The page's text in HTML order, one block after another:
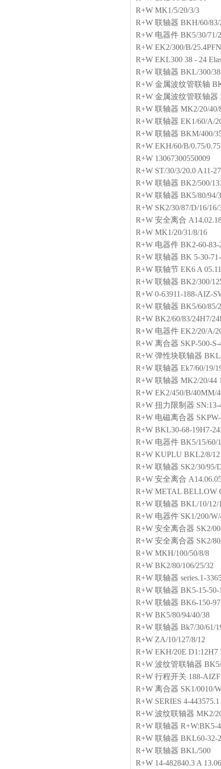
R+W MK1/5/20/3/3
R+W 联轴器 BKH/60/83/
R+W 电器件 BK5/30/71/
R+W EK2/300/B/
R+W EKL300 38 - 24
R+W 联轴器 BKL/300/
R+W 金属波纹管联轴
R+W 金属波纹管联轴器
R+W 联轴器 MK2/20/40/
R+W 联轴器 EK1/60/A/
R+W 联轴器 BKM/400/
R+W EKH/60/B/0.75/0.75
R+W 13067300550009
R+W ST/30/3/20.0 A11-
R+W 联轴器 BK2/500/
R+W 联轴器 BK5/80/94/
R+W SK2/30/87/D/16/16/
R+W 安全离合
R+W MK1/20/31/8/16
R+W 电器件 BK2-60-83-
R+W 联轴器 BK 5-30-
R+W 联轴节 EK6 A
R+W 联轴器 BK2/300/
R+W 0-63911-188-AIZ-
R+W 联轴器 BK5/60/85/
R+W BK2/60/83/24H7/
R+W 电器件 EK2/20/A/
R+W 离合器 SKP-500-
R+W 弹性块联轴器
R+W 联轴器 Ek7/60/19/
R+W 联轴器 MK2/20/44
R+W EK2/450/B/40MM/
R+W 扭力限制器
R+W 电磁离合器
R+W BKL30-68-19H7-
R+W 电器件 BK5/15/60/
R+W KUPLU BKL2/8/12
R+W 联轴器 SK2/30/95/
R+W 安全离合
R+W METAL BELLOW
R+W 联轴器 BKL/10/12/
R+W 电器件 SK1/200/
R+W 安全离合器 SK2/
R+W 安全离合器 SK2/
R+W MKH/100/50/8/8
R+W BK2/80/106/25/32
R+W 联轴器 series.1-
R+W 联轴器 BK5-15-50-
R+W 联轴器 BK6-150-
R+W BK5/80/94/40/38
R+W 联轴器 Bk7/30/61/
R+W ZA/10/127/8/12
R+W EKH/20E D1:12H7
R+W 波纹管联轴器
R+W 行程开关 188-
R+W 离合器 SK1/0010/
R+W SERIES 4-
R+W 波纹联轴器 MK2/
R+W 联轴器 R+W:BK5-
R+W 联轴器 BKL60-32-
R+W 联轴器 BKL/500
R+W 14-482840.3 A